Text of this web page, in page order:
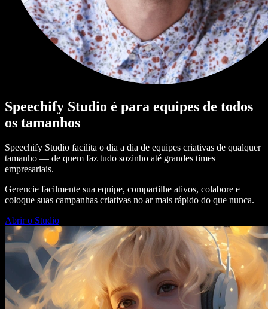
Speechify Studio é para equipes de todos
os tamanhos
Speechify Studio facilita o dia a dia de equipes criativas de qualquer
tamanho — de quem faz tudo sozinho até grandes times
empresariais.
Gerencie facilmente sua equipe, compartilhe ativos, colabore e
coloque suas campanhas criativas no ar mais rápido do que nunca.
Abrir o Studio